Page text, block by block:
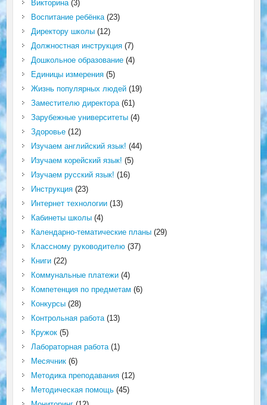
Викторина(3)
Воспитание ребёнка(23)
Директору школы(12)
Должностная инструкция(7)
Дошкольное образование(4)
Единицы измерения(5)
Жизнь популярных людей(19)
Заместителю директора(61)
Зарубежные университеты(4)
Здоровье(12)
Изучаем английский язык! (44)
Изучаем корейский язык! (5)
Изучаем русский язык! (16)
Инструкция(23)
Интернет технологии(13)
Кабинеты школы(4)
Календарно-тематические планы(29)
Классному руководителю(37)
Книги(22)
Коммунальные платежи(4)
Компетенция по предметам (6)
Конкурсы(28)
Контрольная работа(13)
Кружок(5)
Лабораторная работа(1)
Месячник(6)
Методика преподавания(12)
Методическая помощь(45)